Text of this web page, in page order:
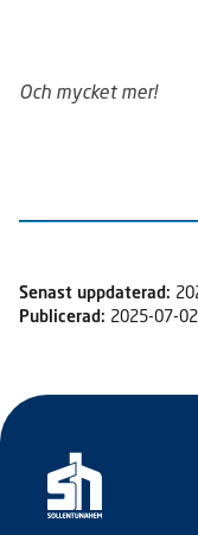
Och mycket mer!
Senast uppdaterad:
Publicerad: 2025-07-02